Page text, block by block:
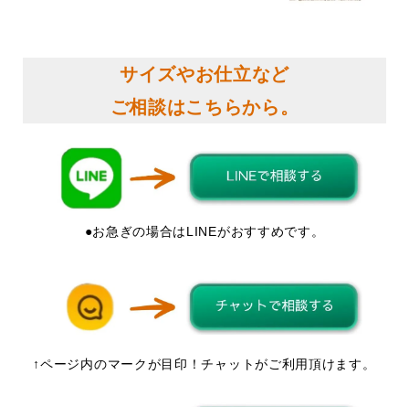
サイズやお仕立など
ご相談はこちらから。
●お急ぎの場合はLINEがおすすめです。
↑ページ内のマークが目印！チャットがご利用頂けます。